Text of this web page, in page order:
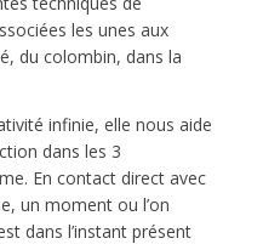
les unes aux
du colombin, dans la
infinie, elle nous aide
dans les 3
En contact direct avec
un moment ou l’on
dans l’instant présent